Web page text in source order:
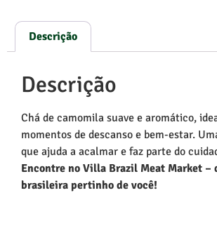
Descrição
Descrição
Chá de camomila suave e aromático,
momentos de descanso e bem-estar.
que ajuda a acalmar e faz parte do
Encontre no Villa Brazil Meat Market –
brasileira pertinho de você!